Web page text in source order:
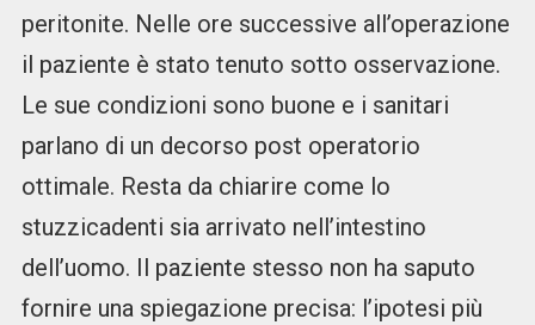
peritonite. Nelle ore successive all’operazione
il paziente è stato tenuto sotto osservazione.
Le sue condizioni sono buone e i sanitari
parlano di un decorso post operatorio
ottimale. Resta da chiarire come lo
stuzzicadenti sia arrivato nell’intestino
dell’uomo. Il paziente stesso non ha saputo
fornire una spiegazione precisa: l’ipotesi più